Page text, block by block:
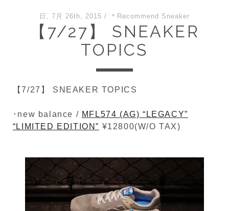
日, 7月 26th, 2015 / ＊Recommend Sneaker
【7/27】 SNEAKER
TOPICS
【7/27】 SNEAKER TOPICS
･new balance / MFL574 (AG) “LEGACY”
“LIMITED EDITION” ¥12800(W/O TAX)